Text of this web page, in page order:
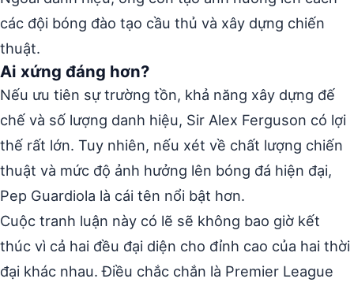
các đội bóng đào tạo cầu thủ và xây dựng chiến
thuật.
Ai xứng đáng hơn?
Nếu ưu tiên sự trường tồn, khả năng xây dựng đế
chế và số lượng danh hiệu, Sir Alex Ferguson có lợi
thế rất lớn. Tuy nhiên, nếu xét về chất lượng chiến
thuật và mức độ ảnh hưởng lên bóng đá hiện đại,
Pep Guardiola là cái tên nổi bật hơn.
Cuộc tranh luận này có lẽ sẽ không bao giờ kết
thúc vì cả hai đều đại diện cho đỉnh cao của hai thời
đại khác nhau. Điều chắc chắn là Premier League